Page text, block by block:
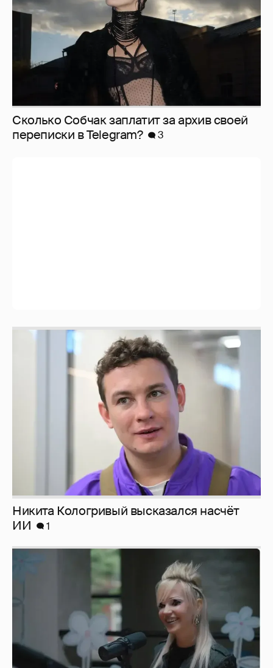
Сколько Собчак заплатит за архив своей
перeписки в Telegram?
3
Никита Кологривый высказался насчёт
Певица Глюкоза рассказала о съёмках для
эротического журнала
3